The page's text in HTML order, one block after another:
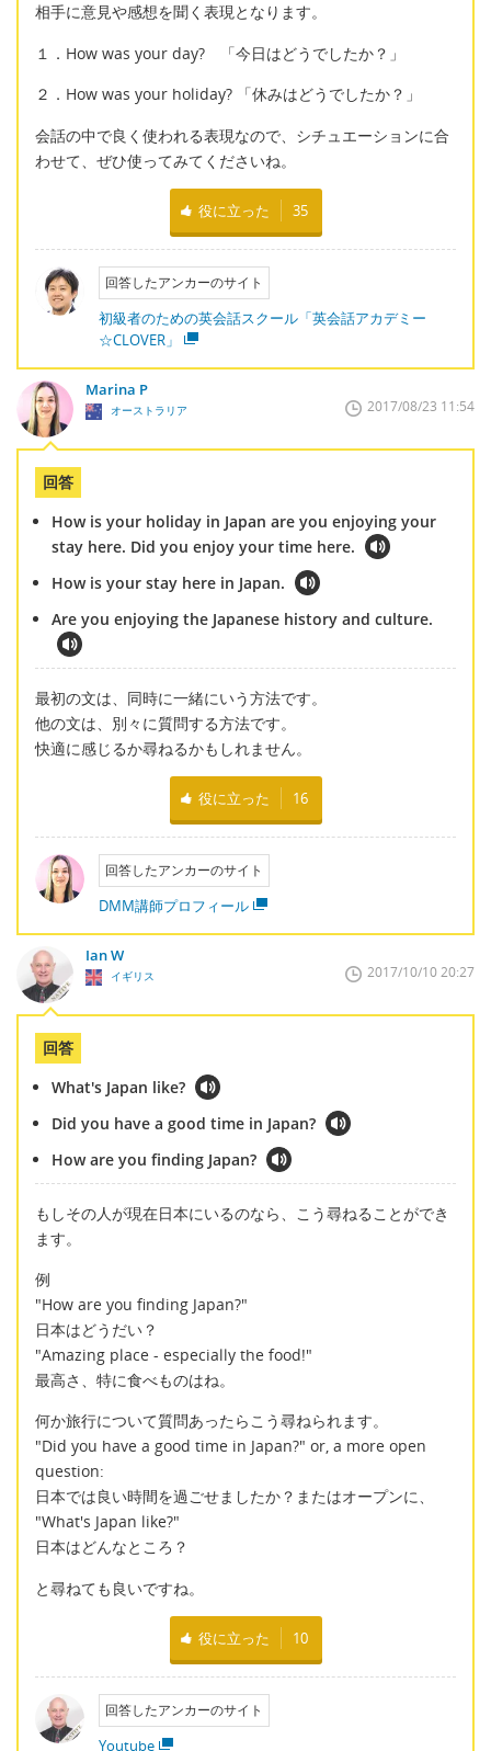
相手に意見や感想を聞く表現となります。
１．How was your day? 「今日はどうでしたか？」
２．How was your holiday? 「休みはどうでしたか？」
会話の中で良く使われる表現なので、シチュエーションに合
わせて、ぜひ使ってみてくださいね。
役に立った 35
回答したアンカーのサイト
初級者のための英会話スクール「英会話アカデミー
☆CLOVER」
Marina P
オーストラリア 2017/08/23 11:54
回答
How is your holiday in Japan are you enjoying your
stay here. Did you enjoy your time here.
How is your stay here in Japan.
Are you enjoying the Japanese history and culture.
最初の文は、同時に一緒にいう方法です。
他の文は、別々に質問する方法です。
快適に感じるか尋ねるかもしれません。
役に立った 16
回答したアンカーのサイト
DMM講師プロフィール
Ian W
イギリス 2017/10/10 20:27
回答
What's Japan like?
Did you have a good time in Japan?
How are you finding Japan?
もしその人が現在日本にいるのなら、こう尋ねることができ
ます。
例
"How are you finding Japan?"
日本はどうだい？
"Amazing place - especially the food!"
最高さ、特に食べものはね。
何か旅行について質問あったらこう尋ねられます。
"Did you have a good time in Japan?" or, a more open
question:
日本では良い時間を過ごせましたか？またはオープンに、
"What's Japan like?"
日本はどんなところ？
と尋ねても良いですね。
役に立った 10
回答したアンカーのサイト
Youtube